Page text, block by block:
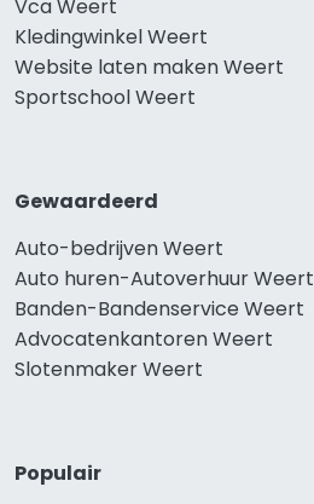
Vca Weert
Kledingwinkel Weert
Website laten maken Weert
Sportschool Weert
Gewaardeerd
Auto-bedrijven Weert
Auto huren-Autoverhuur Weert
Banden-Bandenservice Weert
Advocatenkantoren Weert
Slotenmaker Weert
Populair